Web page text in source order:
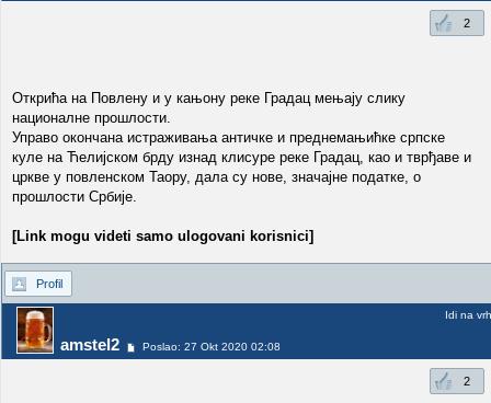
2
Открића на Повлену и у кањону реке Градац мењају слику
националне прошлости.
Управо окончана истраживања античке и преднемањићке српске
куле на Ћелијском брду изнад клисуре реке Градац, као и тврђаве и
цркве у повленском Таору, дала су нове, значајне податке, о
прошлости Србије.
[Link mogu videti samo ulogovani korisnici]
Profil
amstel2 Poslao: 27 Okt 2020 02:08
Idi na vrh
2